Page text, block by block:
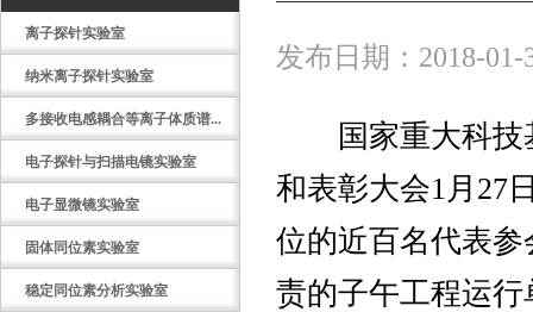
离子探针实验室
纳米离子探针实验室
多接收电感耦合等离子体质谱...
电子探针与扫描电镜实验室
电子显微镜实验室
固体同位素实验室
稳定同位素分析实验室
发布日期：2018-01-
国家重大科
和表彰大会1月 27
位的近百名代表
责的子午工程运行